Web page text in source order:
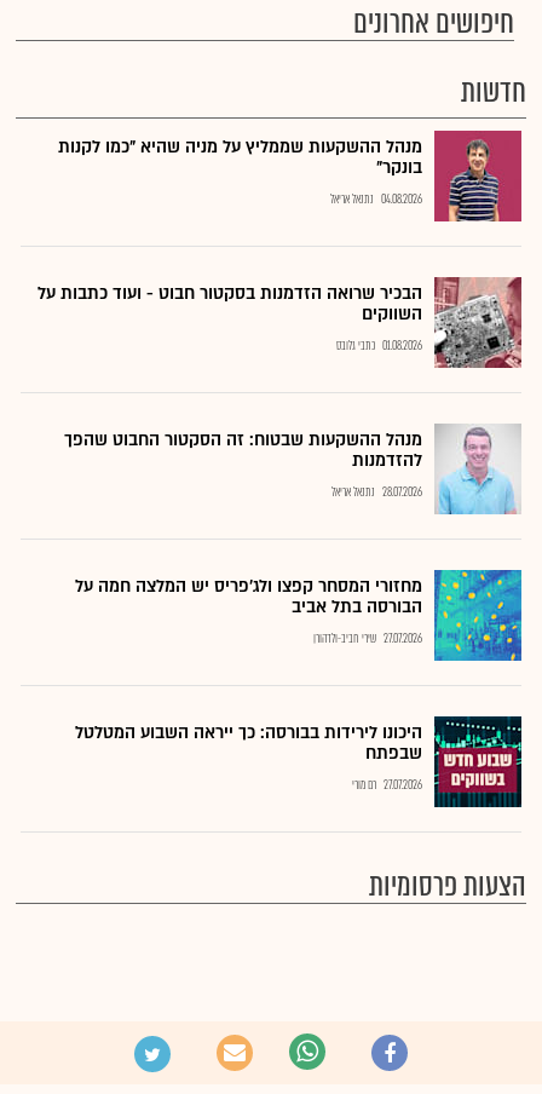
חיפושים אחרונים
חדשות
מנהל ההשקעות שממליץ על מניה שהיא "כמו לקנות
בונקר"
04.08.2026 נתנאל אריאל
הבכיר שרואה הזדמנות בסקטור חבוט - ועוד כתבות על
השווקים
01.08.2026 כתבי גלובס
מנהל ההשקעות שבטוח: זה הסקטור החבוט שהפך
להזדמנות
28.07.2026 נתנאל אריאל
מחזורי המסחר קפצו ולג'פריס יש המלצה חמה על
הבורסה בתל אביב
27.07.2026 שירי חביב-ולדהורן
היכונו לירידות בבורסה: כך ייראה השבוע המטלטל
שבפתח
27.07.2026 רם מורי
הצעות פרסומיות